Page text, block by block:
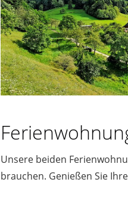
Unsere beiden
brauchen. Genießen Sie